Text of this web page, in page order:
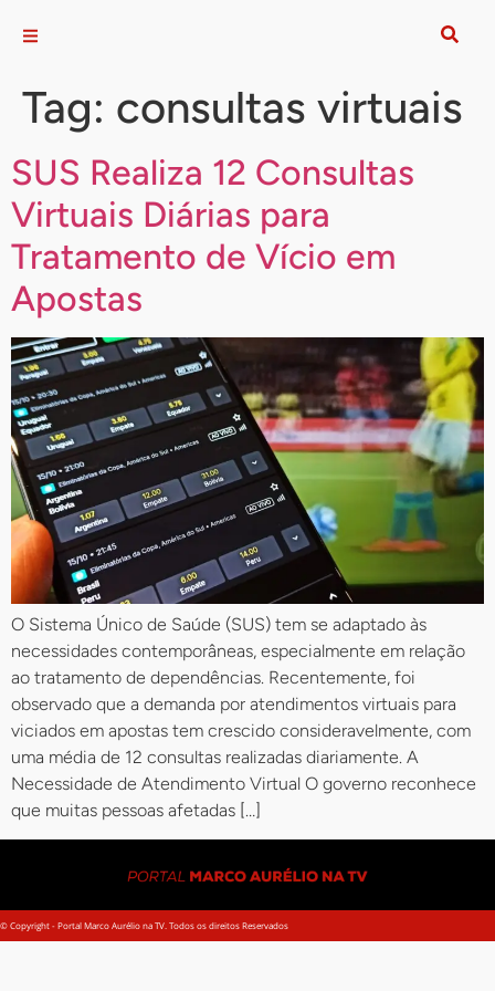
Tag: consultas virtuais
SUS Realiza 12 Consultas
Virtuais Diárias para
Tratamento de Vício em
Apostas
O Sistema Único de Saúde (SUS) tem se adaptado às
necessidades contemporâneas, especialmente em relação
ao tratamento de dependências. Recentemente, foi
observado que a demanda por atendimentos virtuais para
viciados em apostas tem crescido consideravelmente, com
uma média de 12 consultas realizadas diariamente. A
Necessidade de Atendimento Virtual O governo reconhece
que muitas pessoas afetadas […]
© Copyright - Portal Marco Aurélio na TV. Todos os direitos Reservados